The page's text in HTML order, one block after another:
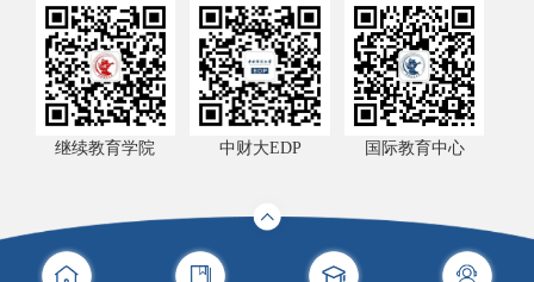
继续教育学院 中财大EDP 国际教育中心